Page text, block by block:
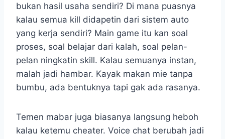
bukan hasil usaha sendiri? Di mana puasnya
kalau semua kill didapetin dari sistem auto
yang kerja sendiri? Main game itu kan soal
proses, soal belajar dari kalah, soal pelan-
pelan ningkatin skill. Kalau semuanya instan,
malah jadi hambar. Kayak makan mie tanpa
bumbu, ada bentuknya tapi gak ada rasanya.
Temen mabar juga biasanya langsung heboh
kalau ketemu cheater. Voice chat berubah jadi